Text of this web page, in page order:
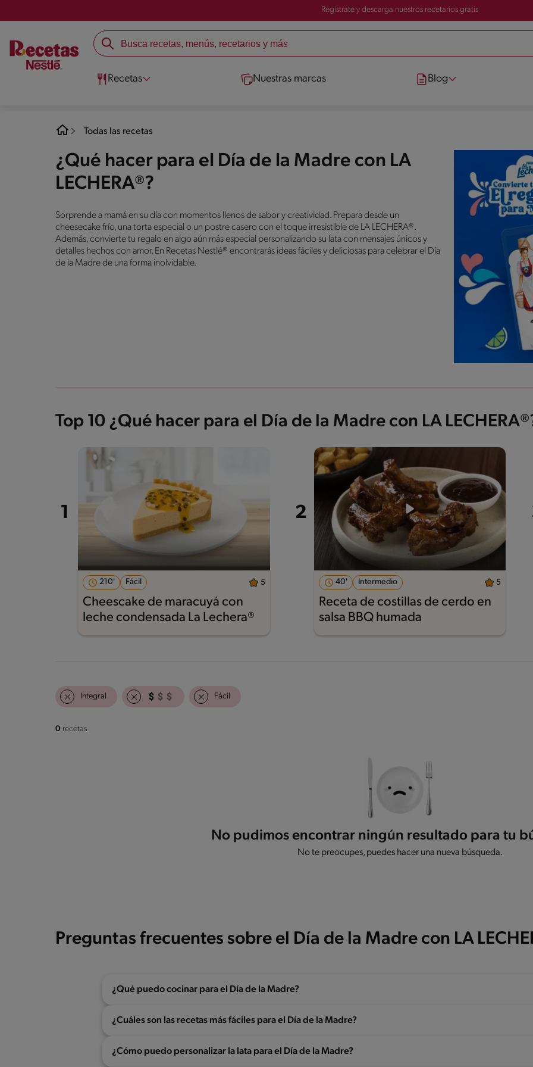
Registrate y descarga nuestros recetarios gratis
Recetas Nuestras marcas Blog
Todas las recetas
¿Qué hacer para el Día de la Madre con LA
LECHERA®?
Sorprende a mamá en su día con momentos llenos de sabor y creatividad. Prepara desde un
cheesecake frío, una torta especial o un postre casero con el toque irresistible de LA LECHERA®.
Además, convierte tu regalo en algo aún más especial personalizando su lata con mensajes únicos y
detalles hechos con amor. En Recetas Nestlé® encontrarás ideas fáciles y deliciosas para celebrar el Día
de la Madre de una forma inolvidable.
Top 10 ¿Qué hacer para el Día de la Madre con LA
210' Fácil 5
Cheescake de maracuyá con
leche condensada La Lechera®
40' Intermedio 5
Receta de costillas de cerdo en
salsa BBQ humada
Integral Fácil
0 recetas
No pudimos encontrar ningún resultado para tu
No te preocupes, puedes hacer una nueva búsqueda.
Preguntas frecuentes sobre el Día de la Madre con LA
¿Qué puedo cocinar para el Día de la Madre?
¿Cuáles son las recetas más fáciles para el Día de la Madre?
¿Cómo puedo personalizar la lata para el Día de la Madre?